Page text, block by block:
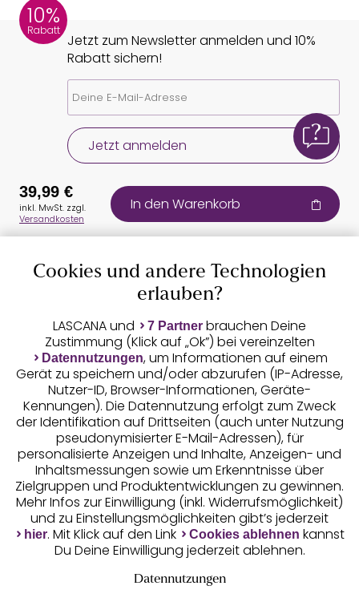
10%
Rabatt
Jetzt zum Newsletter anmelden und 10%
Rabatt sichern!
Jetzt anmelden
Auszeichnungen
Geprüfte Sicherheit
Unsere Apps
39,99 €
inkl. MwSt. zzgl.
Versandkosten
In den Warenkorb
Cookies und andere Technologien
erlauben?
LASCANA und 7 Partner brauchen Deine
Zustimmung (Klick auf „Ok”) bei vereinzelten
Datennutzungen, um Informationen auf einem
Gerät zu speichern und/oder abzurufen (IP-Adresse,
Nutzer-ID, Browser-Informationen, Geräte-
Kennungen). Die Datennutzung erfolgt zum Zweck
der Identifikation auf Drittseiten (auch unter Nutzung
pseudonymisierter E-Mail-Adressen), für
personalisierte Anzeigen und Inhalte, Anzeigen- und
Inhaltsmessungen sowie um Erkenntnisse über
Zielgruppen und Produktentwicklungen zu gewinnen.
Mehr Infos zur Einwilligung (inkl. Widerrufsmöglichkeit)
und zu Einstellungsmöglichkeiten gibt’s jederzeit
hier. Mit Klick auf den Link Cookies ablehnen kannst
Du Deine Einwilligung jederzeit ablehnen.
Datennutzungen